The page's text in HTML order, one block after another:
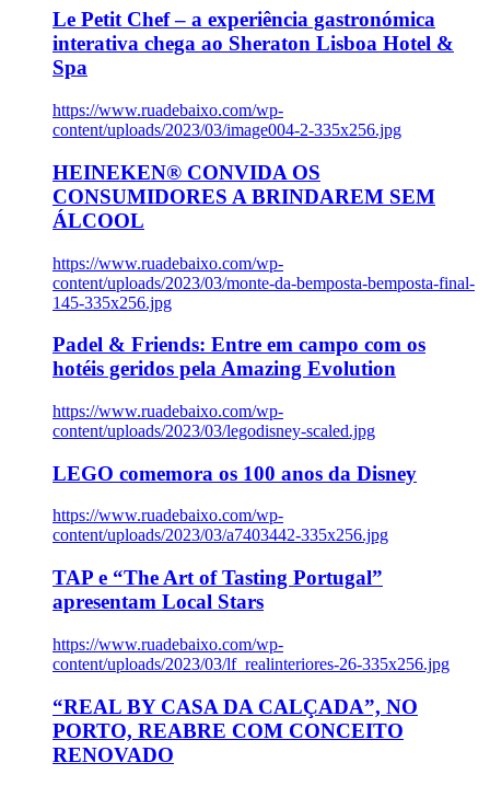
Le Petit Chef – a experiência gastronómica
interativa chega ao Sheraton Lisboa Hotel &
Spa
https://www.ruadebaixo.com/wp-
content/uploads/2023/03/image004-2-335x256.jpg
HEINEKEN® CONVIDA OS
CONSUMIDORES A BRINDAREM SEM
ÁLCOOL
https://www.ruadebaixo.com/wp-
content/uploads/2023/03/monte-da-bemposta-bemposta-final-
145-335x256.jpg
Padel & Friends: Entre em campo com os
hotéis geridos pela Amazing Evolution
https://www.ruadebaixo.com/wp-
content/uploads/2023/03/legodisney-scaled.jpg
LEGO comemora os 100 anos da Disney
https://www.ruadebaixo.com/wp-
content/uploads/2023/03/a7403442-335x256.jpg
TAP e “The Art of Tasting Portugal”
apresentam Local Stars
https://www.ruadebaixo.com/wp-
content/uploads/2023/03/lf_realinteriores-26-335x256.jpg
“REAL BY CASA DA CALÇADA”, NO
PORTO, REABRE COM CONCEITO
RENOVADO